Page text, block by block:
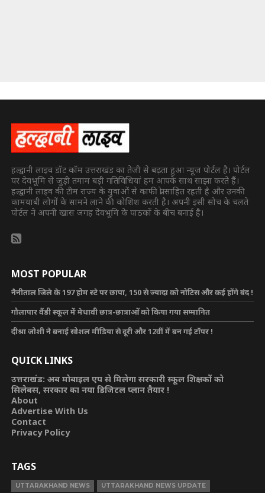
हल्द्वानी लाइव डॉट कॉम उत्तराखंड का तेजी से बढ़ता हुआ न्यूज पोर्टल है। पोर्टल
पर देवभूमि से जुड़ी तमाम बड़ी गतिविधियां हम आपके साथ साझा करते हैं।
हल्द्वानी लाइव की टीम राज्य के युवाओं से काफी प्रोत्साहित रहती है और उनकी
कामयाबी लोगों के सामने लाने की कोशिश करती है। अपनी इसी सोच के चलते
पोर्टल ने अपनी खास जगह देवभूमि के पाठकों के बीच बनाई है।
MOST POPULAR
नैनीताल जिले के 197 होम स्टे पर छापा, 150 से ज्यादा को नोटिस और कई होंगे बंद !
गौलापार वैंडी स्कूल में मेधावी छात्र-छात्राओं को किया गया सम्मानित
दीश्रा जोशी ने बनाई सोशल मीडिया से दूरी और 12वीं में बन गई टॉपर !
QUICK LINKS
उत्तराखंड: अब मोबाइल एप से मिलेगा सरकारी स्कूल शिक्षकों को
सिलेबस, सरकार का नया डिजिटल प्लान तैयार !
About
Advertise With Us
Contact
Privacy Policy
TAGS
UTTARAKHAND NEWS UTTARAKHAND NEWS UPDATE